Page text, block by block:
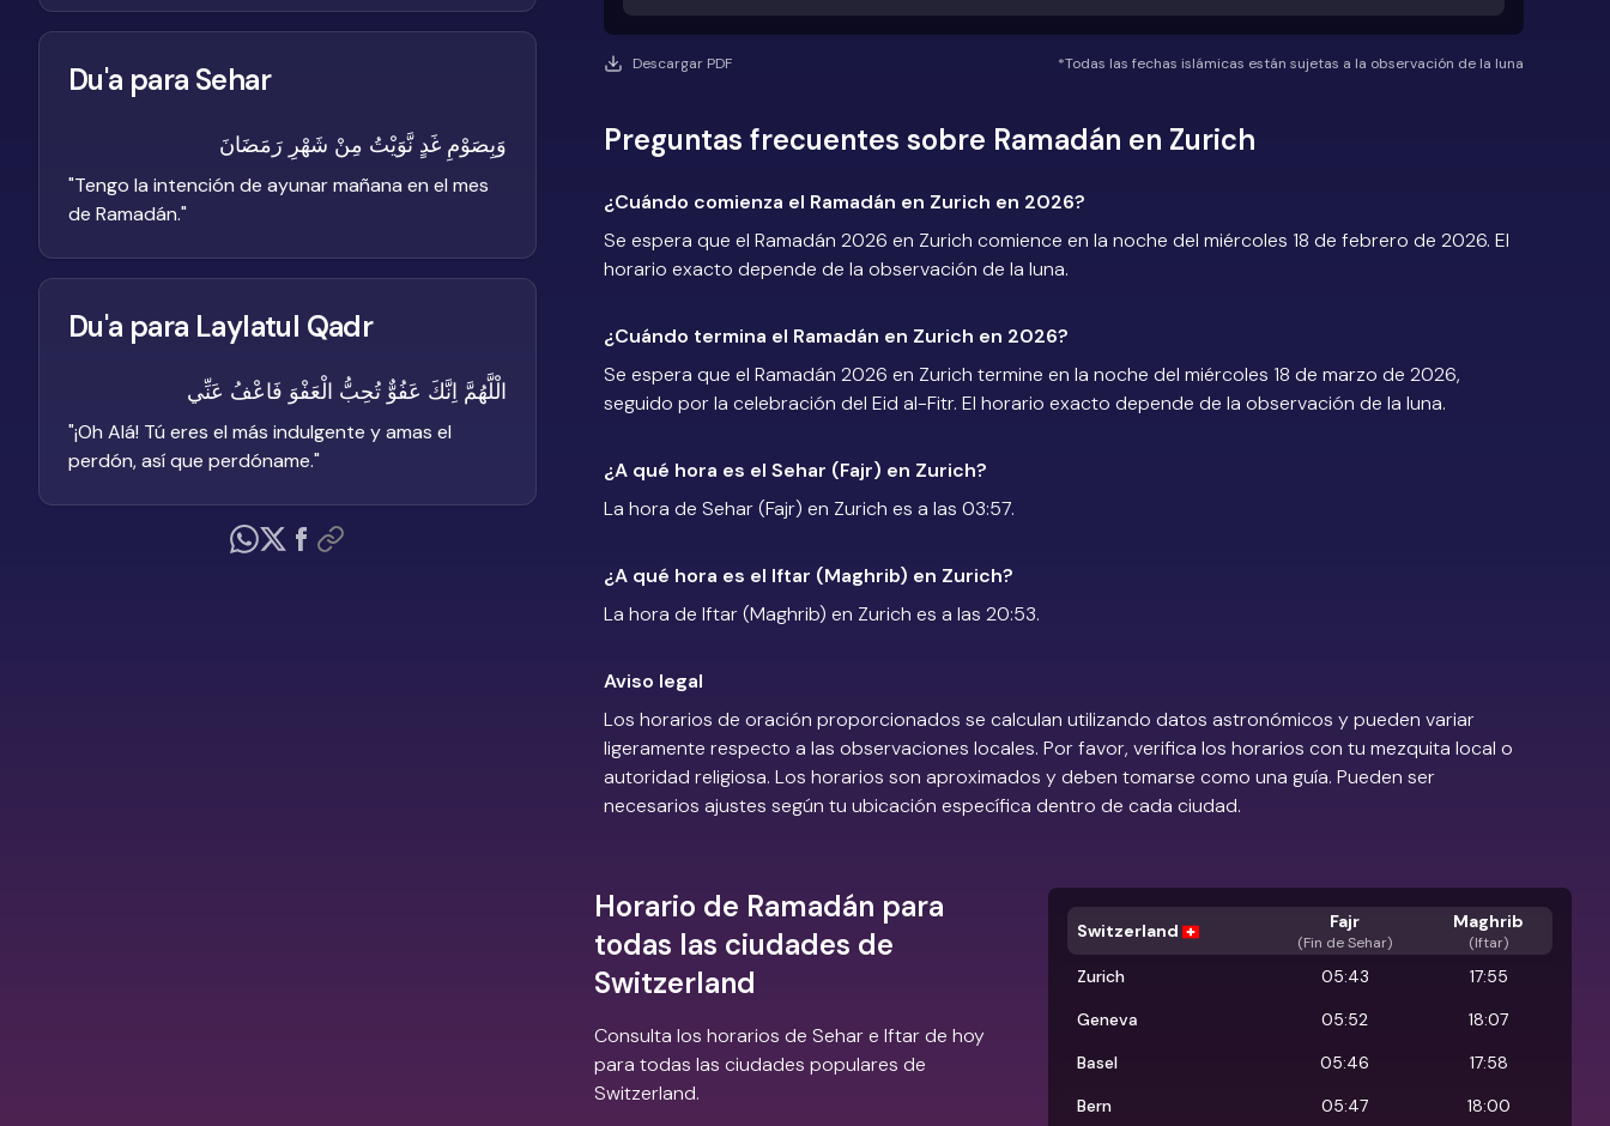
Descargar PDF *Todas las fechas islámicas están sujetas a la observación de la luna
Preguntas frecuentes sobre Ramadán en Zurich
¿Cuándo comienza el Ramadán en Zurich en 2026?
Se espera que el Ramadán 2026 en Zurich comience en la noche del miércoles 18 de febrero de 2026. El
horario exacto depende de la observación de la luna.
¿Cuándo termina el Ramadán en Zurich en 2026?
Se espera que el Ramadán 2026 en Zurich termine en la noche del miércoles 18 de marzo de 2026,
seguido por la celebración del Eid al-Fitr. El horario exacto depende de la observación de la luna.
¿A qué hora es el Sehar (Fajr) en Zurich?
La hora de Sehar (Fajr) en Zurich es a las 03:57.
¿A qué hora es el Iftar (Maghrib) en Zurich?
La hora de Iftar (Maghrib) en Zurich es a las 20:53.
Aviso legal
Los horarios de oración proporcionados se calculan utilizando datos astronómicos y pueden variar
ligeramente respecto a las observaciones locales. Por favor, verifica los horarios con tu mezquita local o
autoridad religiosa. Los horarios son aproximados y deben tomarse como una guía. Pueden ser
necesarios ajustes según tu ubicación específica dentro de cada ciudad.
Horario de Ramadán para
todas las ciudades de
Switzerland
Consulta los horarios de Sehar e Iftar de hoy
para todas las ciudades populares de
Switzerland.
Switzerland Fajr
(Fin de Sehar)
Maghrib
(Iftar)
Zurich 05:43
17:55
Geneva
05:52
18:07
Basel
05:46
17:58
Bern
05:47
18:00
Du'a para Sehar
وَبِصَوْمِ غَدٍ نَّوَيْتُ مِنْ شَهْرِ رَمَضَانَ
"Tengo la intención de ayunar mañana en el mes
de Ramadán."
Du'a para Laylatul Qadr
الْلَّهُمَّ اِنَّكَ عَفُوٌّ تُحِبُّ الْعَفْوَ فَاعْفُ عَنِّي
"¡Oh Alá! Tú eres el más indulgente y amas el
perdón, así que perdóname."